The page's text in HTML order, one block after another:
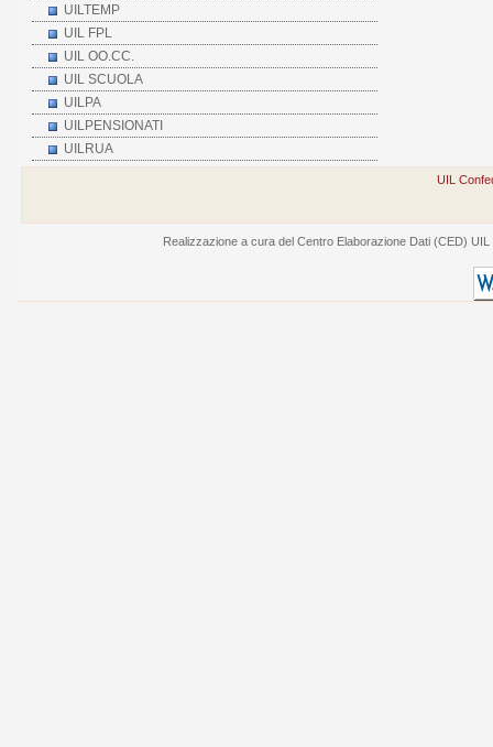
UILTEMP
UIL FPL
UIL OO.CC.
UIL SCUOLA
UILPA
UILPENSIONATI
UILRUA
UIL
Realizzazione a cura del Centro Elaborazione Dati (CED)